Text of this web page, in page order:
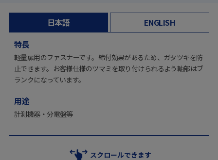
日本語
ENGLISH
特長
軽量扉用のファスナーです。締付効果があるため、ガタツキを防
止できます。お客様仕様のツマミを取り付けられるよう軸部はブ
ランクになっています。
用途
計測機器・分電盤等
スクロールできます